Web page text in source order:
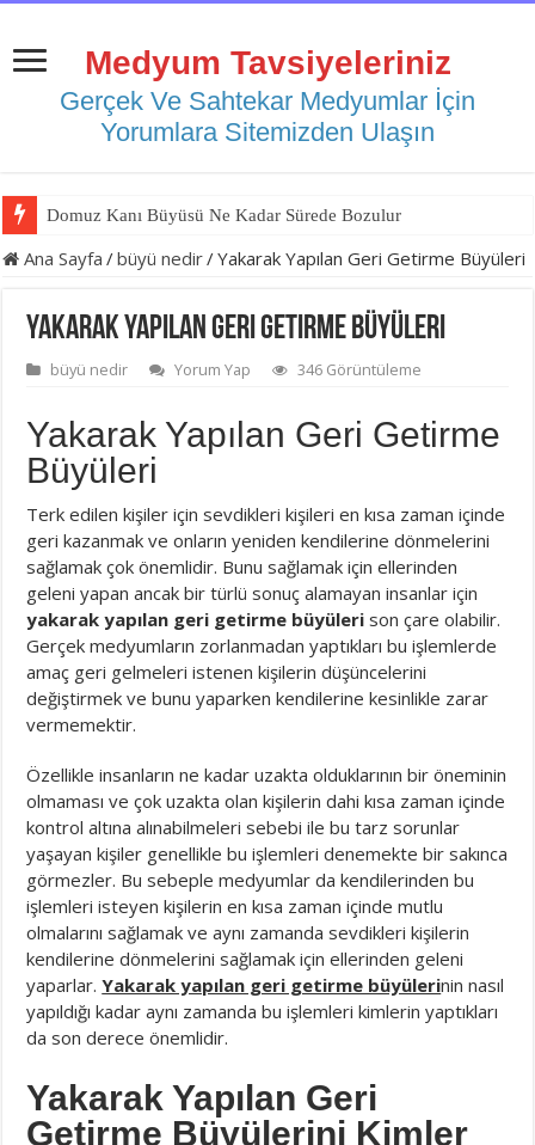
Medyum Tavsiyeleriniz
Gerçek Ve Sahtekar Medyumlar İçin
Yorumlara Sitemizden Ulaşın
Domuz Kanı Büyüsü Ne Kadar Sürede Bozulur
Ana Sayfa /büyü nedir/Yakarak Yapılan Geri Getirme Büyüleri
Yakarak Yapılan Geri Getirme Büyüleri
büyü nedir Yorum Yap 346 Görüntüleme
Yakarak Yapılan Geri Getirme
Büyüleri
Terk edilen kişiler için sevdikleri kişileri en kısa zaman içinde
geri kazanmak ve onların yeniden kendilerine dönmelerini
sağlamak çok önemlidir. Bunu sağlamak için ellerinden
geleni yapan ancak bir türlü sonuç alamayan insanlar için
yakarak yapılan geri getirme büyüleri son çare olabilir.
Gerçek medyumların zorlanmadan yaptıkları bu işlemlerde
amaç geri gelmeleri istenen kişilerin düşüncelerini
değiştirmek ve bunu yaparken kendilerine kesinlikle zarar
vermemektir.
Özellikle insanların ne kadar uzakta olduklarının bir öneminin
olmaması ve çok uzakta olan kişilerin dahi kısa zaman içinde
kontrol altına alınabilmeleri sebebi ile bu tarz sorunlar
yaşayan kişiler genellikle bu işlemleri denemekte bir sakınca
görmezler. Bu sebeple medyumlar da kendilerinden bu
işlemleri isteyen kişilerin en kısa zaman içinde mutlu
olmalarını sağlamak ve aynı zamanda sevdikleri kişilerin
kendilerine dönmelerini sağlamak için ellerinden geleni
yaparlar.Yakarak yapılan geri getirme büyülerinin nasıl
yapıldığı kadar aynı zamanda bu işlemleri kimlerin yaptıkları
da son derece önemlidir.
Yakarak Yapılan Geri
Getirme Büyülerini Kimler